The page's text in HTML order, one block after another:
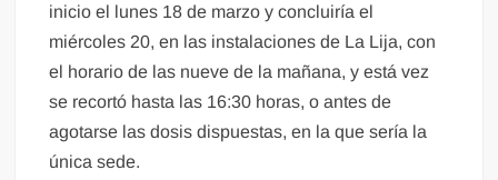
inicio el lunes 18 de marzo y concluiría el
miércoles 20, en las instalaciones de La Lija, con
el horario de las nueve de la mañana, y está vez
se recortó hasta las 16:30 horas, o antes de
agotarse las dosis dispuestas, en la que sería la
única sede.